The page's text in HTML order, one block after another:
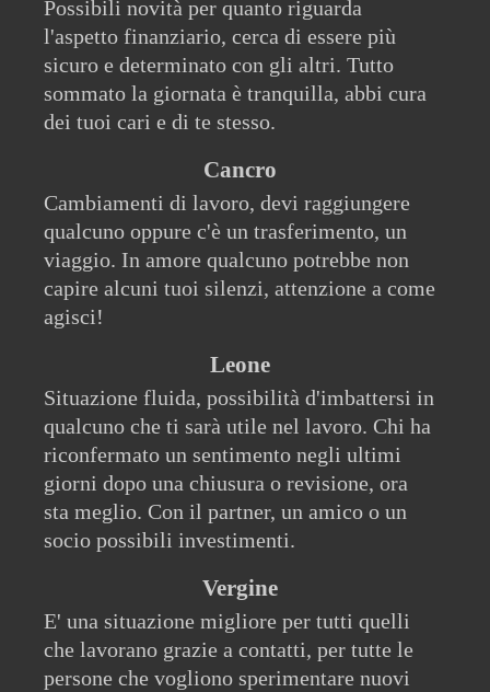
Possibili novità per quanto riguarda
l'aspetto finanziario, cerca di essere più
sicuro e determinato con gli altri. Tutto
sommato la giornata è tranquilla, abbi cura
dei tuoi cari e di te stesso.
Cancro
Cambiamenti di lavoro, devi raggiungere
qualcuno oppure c'è un trasferimento, un
viaggio. In amore qualcuno potrebbe non
capire alcuni tuoi silenzi, attenzione a come
agisci!
Leone
Situazione fluida, possibilità d'imbattersi in
qualcuno che ti sarà utile nel lavoro. Chi ha
riconfermato un sentimento negli ultimi
giorni dopo una chiusura o revisione, ora
sta meglio. Con il partner, un amico o un
socio possibili investimenti.
Vergine
E' una situazione migliore per tutti quelli
che lavorano grazie a contatti, per tutte le
persone che vogliono sperimentare nuovi